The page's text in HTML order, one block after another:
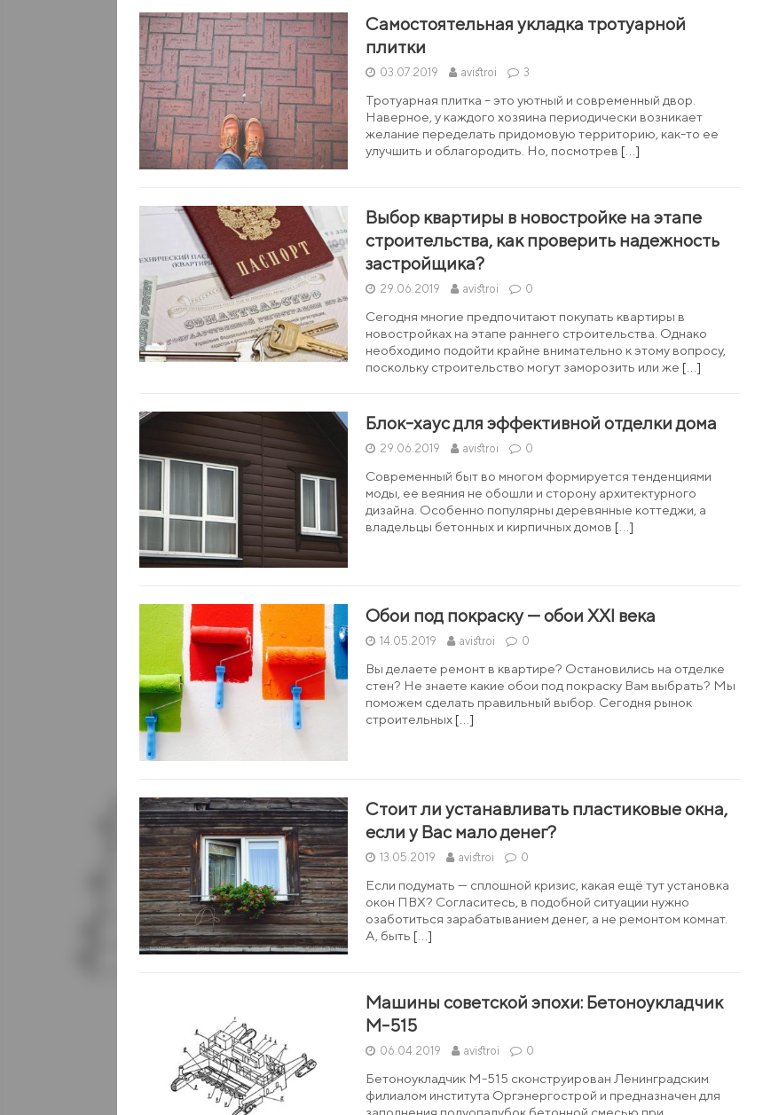
Самостоятельная укладка тротуарной
плитки
03.07.2019 avistroi 3
Тротуарная плитка – это уютный и современный двор.
Наверное, у каждого хозяина периодически возникает
желание переделать придомовую территорию, как-то ее
улучшить и облагородить. Но, посмотрев […]
Выбор квартиры в новостройке на этапе
строительства, как проверить надежность
застройщика?
29.06.2019 avistroi 0
Сегодня многие предпочитают покупать квартиры в
новостройках на этапе раннего строительства. Однако
необходимо подойти крайне внимательно к этому вопросу,
поскольку строительство могут заморозить или же […]
Блок-хаус для эффективной отделки дома
29.06.2019 avistroi 0
Современный быт во многом формируется тенденциями
моды, ее веяния не обошли и сторону архитектурного
дизайна. Особенно популярны деревянные коттеджи, а
владельцы бетонных и кирпичных домов […]
Обои под покраску — обои XXI века
14.05.2019 avistroi 0
Вы делаете ремонт в квартире? Остановились на отделке
стен? Не знаете какие обои под покраску Вам выбрать? Мы
поможем сделать правильный выбор. Сегодня рынок
строительных […]
Стоит ли устанавливать пластиковые окна,
если у Вас мало денег?
13.05.2019 avistroi 0
Если подумать — сплошной кризис, какая ещё тут установка
окон ПВХ? Согласитесь, в подобной ситуации нужно
озаботиться зарабатыванием денег, а не ремонтом комнат.
А, быть […]
Машины советской эпохи: Бетоноукладчик
М-515
06.04.2019 avistroi 0
Бетоноукладчик М-515 сконструирован Ленинградским
филиалом института Оргэнергострой и предназначен для
заполнения полуопалубок бетонной смесью при